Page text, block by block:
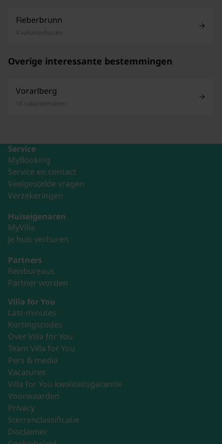
Fieberbrunn
4 vakantiehuizen
Overige interessante bestemmingen
Vorarlberg
18 vakantiehuizen
Service
MyBooking
Service en contact
Veelgestelde vragen
Verzekeringen
Huiseigenaren
MyVilla
Je huis verhuren
Partners
Reisbureaus
Partner worden
Villa for You
Last-minutes
Kortingscodes
Over Villa for You
Team Villa for You
Pers & media
Vacatures
Villa for You kwaliteitsgarantie
Voorwaarden
Privacy
Sterrenclassificatie
Disclaimer